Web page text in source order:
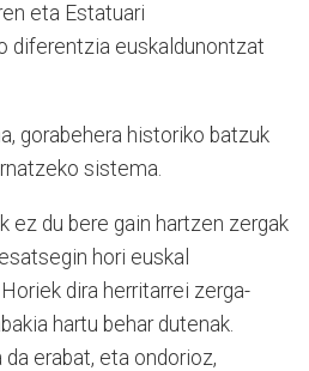
eta Estatuari
diferentzia euskaldunontzat
gorabehera historiko batzuk
sistema.
ez du bere gain hartzen zergak
hori euskal
dira herritarrei zerga-
hartu behar dutenak.
erabat, eta ondorioz,